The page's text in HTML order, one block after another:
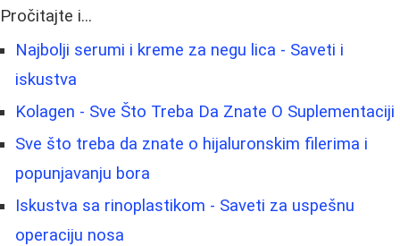
Pročitajte i...
Najbolji serumi i kreme za negu lica - Saveti i
iskustva
Kolagen - Sve Što Treba Da Znate O Suplementaciji
Sve što treba da znate o hijaluronskim filerima i
popunjavanju bora
Iskustva sa rinoplastikom - Saveti za uspešnu
operaciju nosa